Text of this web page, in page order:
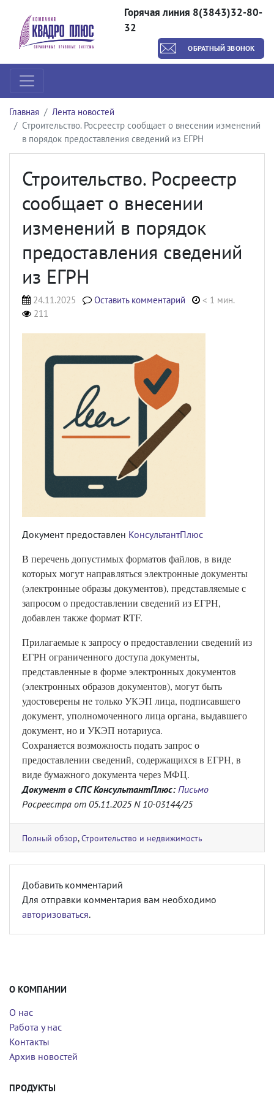
Горячая линия 8(3843)32-80-
32
ОБРАТНЫЙ ЗВОНОК
Главная
Лента новостей
Строительство. Росреестр сообщает о внесении изменений
в порядок предоставления сведений из ЕГРН
Строительство. Росреестр
сообщает о внесении
изменений в порядок
предоставления сведений
из ЕГРН
24.11.2025 Оставить комментарий
< 1 мин.
211
Документ предоставлен КонсультантПлюс
В перечень допустимых форматов файлов, в виде
которых могут направляться электронные документы
(электронные образы документов), представляемые с
запросом о предоставлении сведений из ЕГРН,
добавлен также формат RTF.
Прилагаемые к запросу о предоставлении сведений из
ЕГРН ограниченного доступа документы,
представленные в форме электронных документов
(электронных образов документов), могут быть
удостоверены не только УКЭП лица, подписавшего
документ, уполномоченного лица органа, выдавшего
документ, но и УКЭП нотариуса.
Сохраняется возможность подать запрос о
предоставлении сведений, содержащихся в ЕГРН, в
виде бумажного документа через МФЦ.
Документ в СПС КонсультантПлюс: Письмо
Росреестра от 05.11.2025 N 10-03144/25
Полный обзор,Строительство и недвижимость
Добавить комментарий
Для отправки комментария вам необходимо
авторизоваться.
О КОМПАНИИ
О нас
Работа у нас
Контакты
Архив новостей
ПРОДУКТЫ